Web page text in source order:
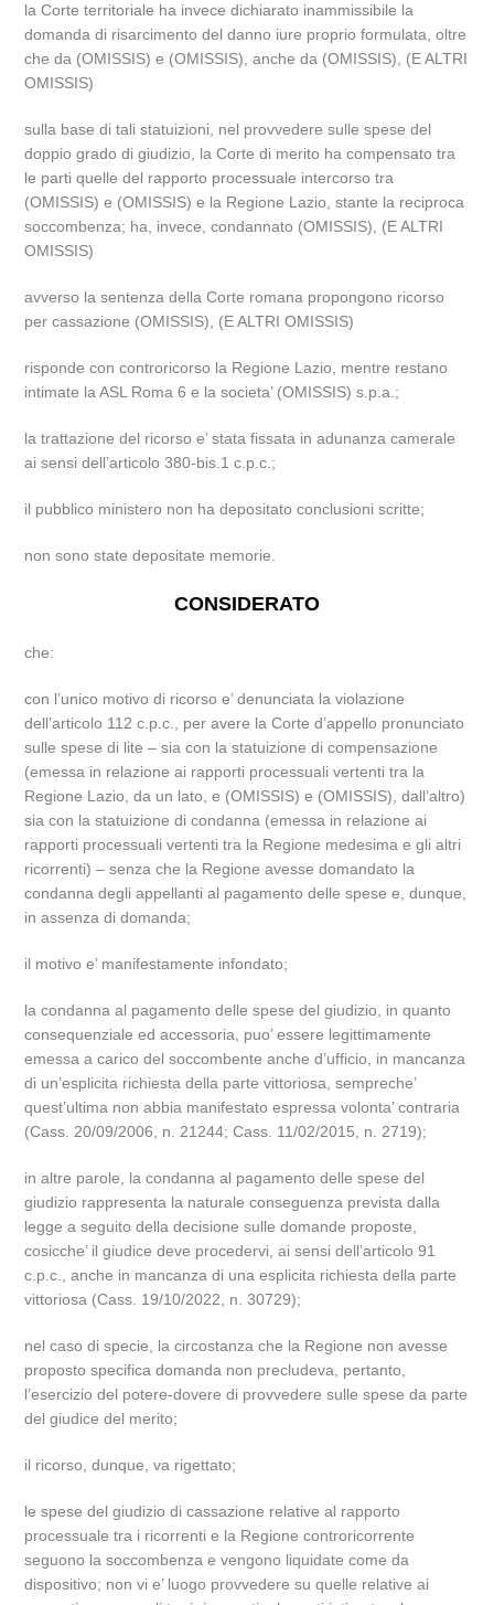
la Corte territoriale ha invece dichiarato inammissibile la
domanda di risarcimento del danno iure proprio formulata, oltre
che da (OMISSIS) e (OMISSIS), anche da (OMISSIS), (E ALTRI
OMISSIS)
sulla base di tali statuizioni, nel provvedere sulle spese del
doppio grado di giudizio, la Corte di merito ha compensato tra
le parti quelle del rapporto processuale intercorso tra
(OMISSIS) e (OMISSIS) e la Regione Lazio, stante la reciproca
soccombenza; ha, invece, condannato (OMISSIS), (E ALTRI
OMISSIS)
avverso la sentenza della Corte romana propongono ricorso
per cassazione (OMISSIS), (E ALTRI OMISSIS)
risponde con controricorso la Regione Lazio, mentre restano
intimate la ASL Roma 6 e la societa’ (OMISSIS) s.p.a.;
la trattazione del ricorso e’ stata fissata in adunanza camerale
ai sensi dell’articolo 380-bis.1 c.p.c.;
il pubblico ministero non ha depositato conclusioni scritte;
non sono state depositate memorie.
CONSIDERATO
che:
con l’unico motivo di ricorso e’ denunciata la violazione
dell’articolo 112 c.p.c., per avere la Corte d’appello pronunciato
sulle spese di lite – sia con la statuizione di compensazione
(emessa in relazione ai rapporti processuali vertenti tra la
Regione Lazio, da un lato, e (OMISSIS) e (OMISSIS), dall’altro)
sia con la statuizione di condanna (emessa in relazione ai
rapporti processuali vertenti tra la Regione medesima e gli altri
ricorrenti) – senza che la Regione avesse domandato la
condanna degli appellanti al pagamento delle spese e, dunque,
in assenza di domanda;
il motivo e’ manifestamente infondato;
la condanna al pagamento delle spese del giudizio, in quanto
consequenziale ed accessoria, puo’ essere legittimamente
emessa a carico del soccombente anche d’ufficio, in mancanza
di un’esplicita richiesta della parte vittoriosa, sempreche’
quest’ultima non abbia manifestato espressa volonta’ contraria
(Cass. 20/09/2006, n. 21244; Cass. 11/02/2015, n. 2719);
in altre parole, la condanna al pagamento delle spese del
giudizio rappresenta la naturale conseguenza prevista dalla
legge a seguito della decisione sulle domande proposte,
cosicche’ il giudice deve procedervi, ai sensi dell’articolo 91
c.p.c., anche in mancanza di una esplicita richiesta della parte
vittoriosa (Cass. 19/10/2022, n. 30729);
nel caso di specie, la circostanza che la Regione non avesse
proposto specifica domanda non precludeva, pertanto,
l’esercizio del potere-dovere di provvedere sulle spese da parte
del giudice del merito;
il ricorso, dunque, va rigettato;
le spese del giudizio di cassazione relative al rapporto
processuale tra i ricorrenti e la Regione controricorrente
seguono la soccombenza e vengono liquidate come da
dispositivo; non vi e’ luogo provvedere su quelle relative ai